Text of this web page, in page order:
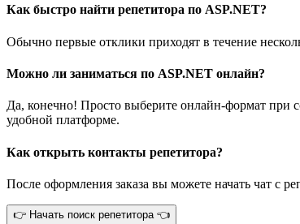
Как быстро найти репетитора по ASP.NET?
Обычно первые отклики приходят в течение
Можно ли заниматься по ASP.NET онлайн?
Да, конечно! Просто выберите онлайн-формат при
удобной платформе.
Как открыть контакты репетитора?
После оформления заказа вы можете начать чат с
👉 Начать поиск репетитора 👈